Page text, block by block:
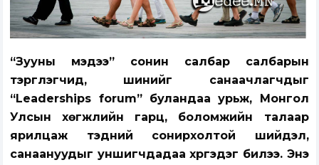
“Зууны мэдээ” сонин салбар салбарын
тэргүүлэгчид, шинийг санаачлагчдыг
“Leaderships forum” буландаа урьж, Монгол
Улсын хөгжлийн гарц, боломжийн талаар
ярилцаж тэдний сонирхолтой шийдэл,
санаануудыг уншигчдадаа хүргэдэг билээ. Энэ